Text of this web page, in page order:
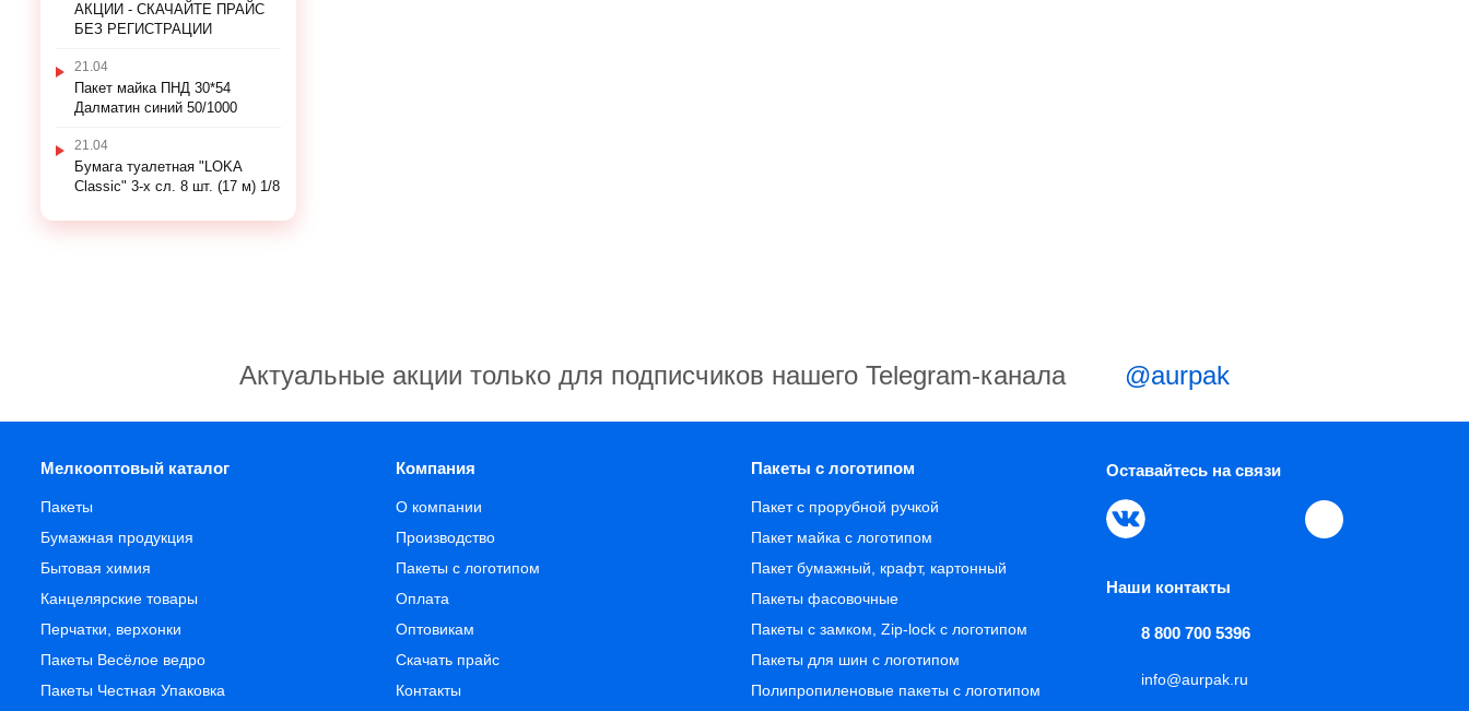
АКЦИИ - СКАЧАЙТЕ ПРАЙС
БЕЗ РЕГИСТРАЦИИ
21.04
Пакет майка ПНД 30*54
Далматин синий 50/1000
21.04
Бумага туалетная "LOKA
Classic" 3-х сл. 8 шт. (17 м) 1/8
Актуальные акции только для подписчиков нашего Telegram-канала @aurpak
Мелкооптовый каталог
Пакеты
Бумажная продукция
Бытовая химия
Канцелярские товары
Перчатки, верхонки
Пакеты Весёлое ведро
Пакеты Честная Упаковка
Компания
О компании
Производство
Пакеты с логотипом
Оплата
Оптовикам
Скачать прайс
Контакты
Пакеты с логотипом
Пакет с прорубной ручкой
Пакет майка с логотипом
Пакет бумажный, крафт, картонный
Пакеты фасовочные
Пакеты с замком, Zip-lock с логотипом
Пакеты для шин с логотипом
Полипропиленовые пакеты с логотипом
Оставайтесь на связи
Наши контакты
8 800 700 5396
info@aurpak.ru